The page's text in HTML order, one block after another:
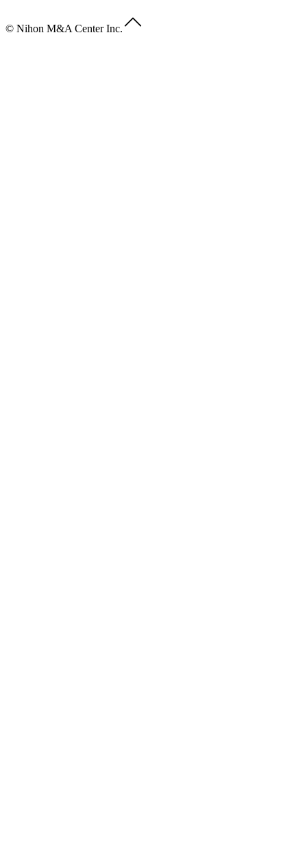
© Nihon M&A Center Inc.